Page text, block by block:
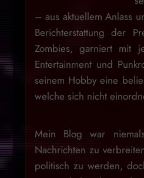
– aus aktuellem Anlass
Berichterstattung der
Zombies, garniert mit
Entertainment und
seinem Hobby eine
welche sich nicht
Mein Blog war
Nachrichten zu
politisch zu werden,